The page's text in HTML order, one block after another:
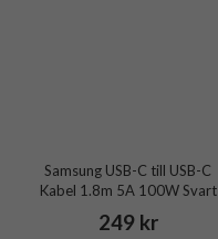
Samsung USB-C till USB-C
Kabel 1.8m 5A 100W Svart
249 kr